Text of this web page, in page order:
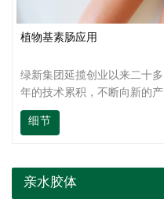
植物基素肠应用
绿新集团延揽创业以来二十多
年的技术累积，不断向新的产
品研发目标冲刺，我们不仅提
供高质量的产品，还为客户提
有高素质的技术团队为客户提
细节
亲水胶体